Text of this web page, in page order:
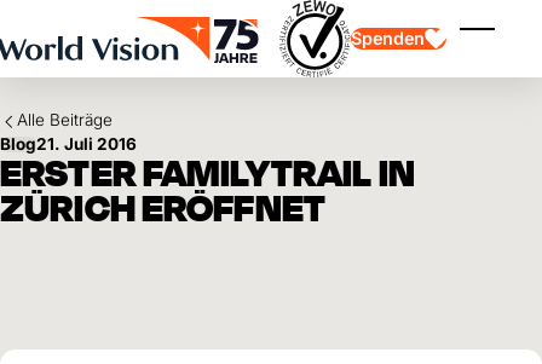
Spenden
Patenschaft für Kinder in Not
Einsatzgebiete
Alle Beiträge
Blog21. Juli 2016
ERSTER FAMILYTRAIL IN
ZÜRICH ERÖFFNET